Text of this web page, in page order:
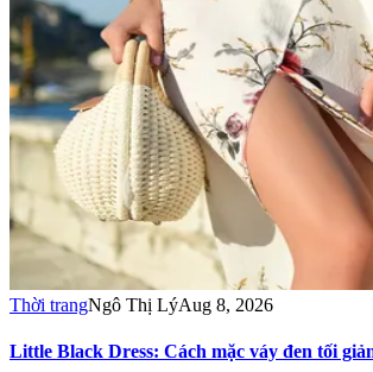
Thời trangNgô Thị LýAug 8, 2026
Little Black Dress: Cách mặc váy đen tối